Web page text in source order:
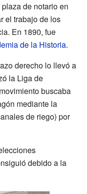
de notario en
el trabajo de los
En 1890, fue
de la Historia.
derecho lo llevó a
la Liga de
buscaba
mediante la
de riego) por
debido a la